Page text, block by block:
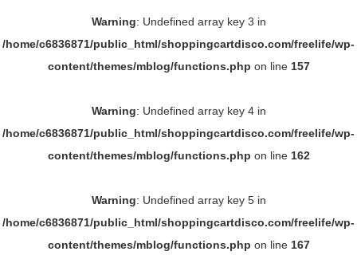
Warning: Undefined array key 3 in
/home/c6836871/public_html/shoppingcartdisco.com/freelife/wp-
content/themes/mblog/functions.php on line 157
Warning: Undefined array key 4 in
/home/c6836871/public_html/shoppingcartdisco.com/freelife/wp-
content/themes/mblog/functions.php on line 162
Warning: Undefined array key 5 in
/home/c6836871/public_html/shoppingcartdisco.com/freelife/wp-
content/themes/mblog/functions.php on line 167